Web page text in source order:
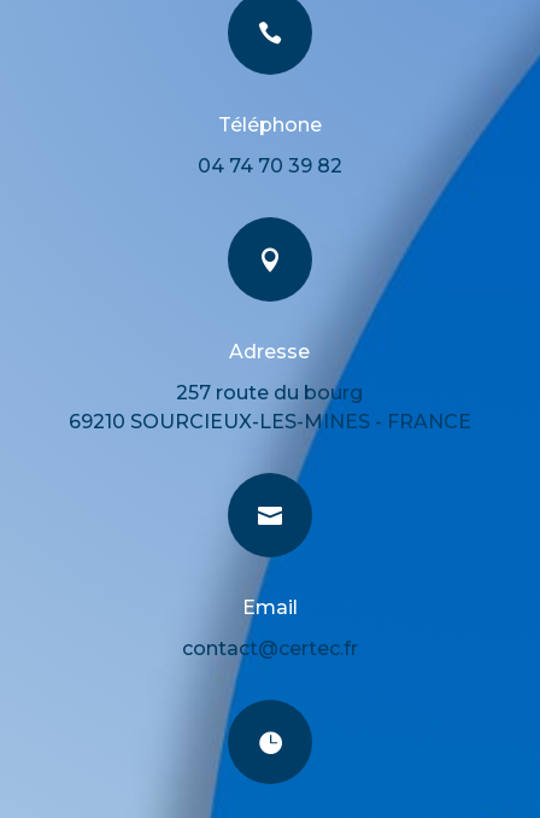

Téléphone
04 74 70 39 82

Adresse
257 route du bourg
69210 SOURCIEUX-LES-MINES - FRANCE

Email
contact@certec.fr
